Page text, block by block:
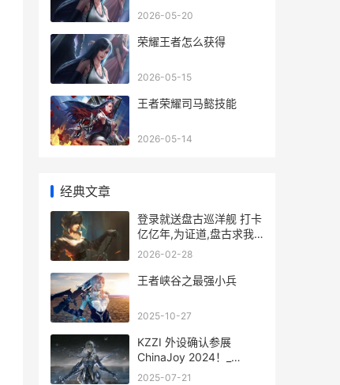
2026-05-20
荣耀王者怎么获得
2026-05-15
王者荣耀司马懿技能
2026-05-14
经典文章
登录就送盘古巡洋舰 打卡
亿亿年,为证道,盘古求我
出关!
2026-02-28
王者峡谷之最强小兵
2025-10-27
KZZI 外设确认参展
ChinaJoy 2024！_
kennys外设设备
2025-07-21